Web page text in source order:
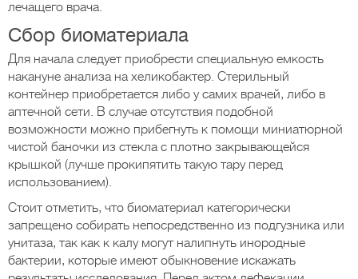
лечащего врача.
Сбор биоматериала
Для начала следует приобрести специальную емкость
накануне анализа на хеликобактер. Стерильный
контейнер приобретается либо у самих врачей, либо в
аптечной сети. В случае отсутствия подобной
возможности можно прибегнуть к помощи миниатюрной
чистой баночки из стекла с плотно закрывающейся
крышкой (лучше прокипятить такую тару перед
использованием).
Стоит отметить, что биоматериал категорически
запрещено собирать непосредственно из подгузника или
унитаза, так как к калу могут налипнуть инородные
бактерии, которые имеют обыкновение искажать